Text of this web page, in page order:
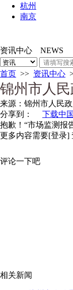
杭州
南京
资讯中心 NEWS
首页 >> 资讯中心
锦州市人
来源： 锦州市人民
分享到：
下载中
抱歉！“市场监测报
更多内容需要[登录]
评论一下吧
相关新闻